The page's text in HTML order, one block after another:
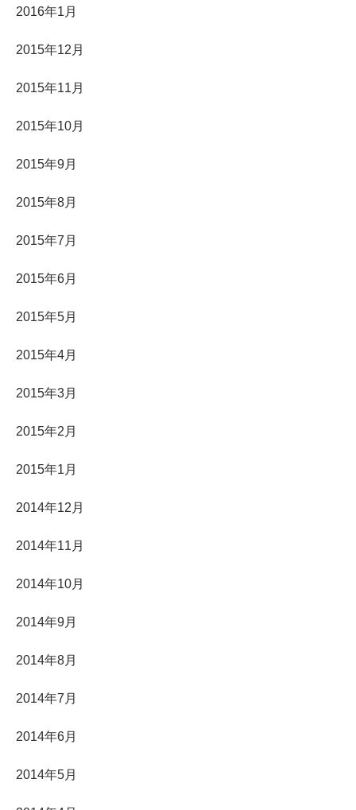
2016年1月
2015年12月
2015年11月
2015年10月
2015年9月
2015年8月
2015年7月
2015年6月
2015年5月
2015年4月
2015年3月
2015年2月
2015年1月
2014年12月
2014年11月
2014年10月
2014年9月
2014年8月
2014年7月
2014年6月
2014年5月